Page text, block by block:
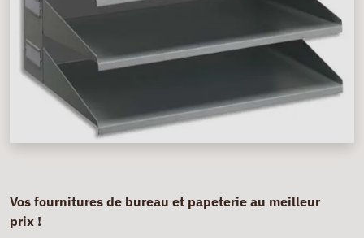
Vos fournitures de bureau et papeterie au meilleur
prix !